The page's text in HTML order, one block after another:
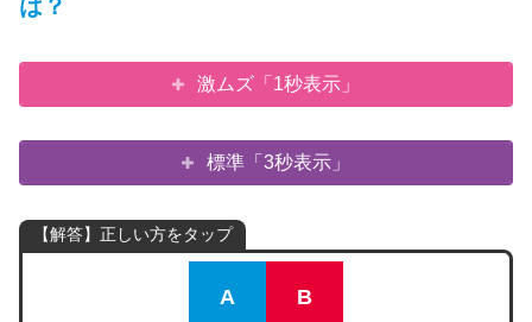
は？
激ムズ「1秒表示」
標準「3秒表示」
【解答】正しい方をタップ
A B